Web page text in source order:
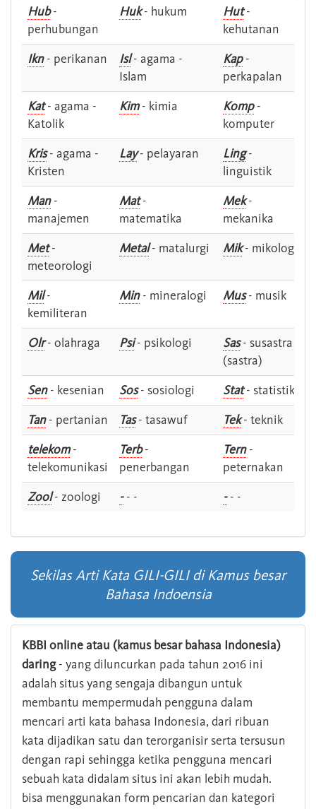
Hub-
perhubungan
Huk- hukum Hut-
kehutanan
Ikn- perikanan Isl- agama -
Islam
Kap-
perkapalan
Kat- agama -
Katolik
Kim- kimia Komp-
komputer
Kris- agama -
Kristen
Lay- pelayaran Ling-
linguistik
Man-
manajemen
Mat-
matematika
Mek-
mekanika
Met-
meteorologi
Metal- matalurgi Mik- mikologi
Mil-
kemiliteran
Min- mineralogi Mus- musik
Olr- olahraga Psi- psikologi Sas- susastra -
(sastra)
Sen- kesenian Sos- sosiologi Stat- statistik
Tan- pertanian Tas- tasawuf Tek- teknik
telekom-
telekomunikasi
Terb-
penerbangan
Tern-
peternakan
Zool- zoologi -- - -- -
Sekilas Arti Kata GILI-GILI di Kamus besar
Bahasa Indoensia
KBBI online atau (kamus besar bahasa Indonesia)
daring- yang diluncurkan pada tahun 2016 ini
adalah situs yang sengaja dibangun untuk
membantu mempermudah pengguna dalam
mencari arti kata bahasa Indonesia, dari ribuan
kata dijadikan satu dan terorganisir serta tersusun
dengan rapi sehingga ketika pengguna mencari
sebuah kata didalam situs ini akan lebih mudah.
bisa menggunakan form pencarian dan kategori